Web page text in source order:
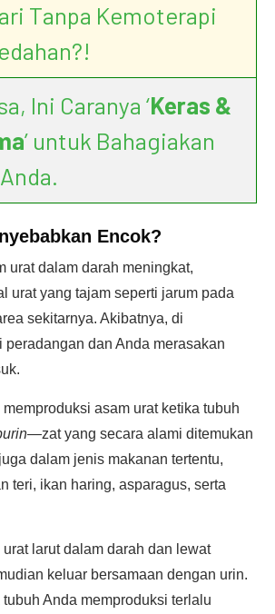
Tanpa Kemoterapi
Ini Caranya ‘Keras &
’ untuk Bahagiakan
Encok?
urat dalam darah meningkat,
urat yang tajam seperti jarum pada
sekitarnya. Akibatnya, di
peradangan dan Anda merasakan
asam urat ketika tubuh
—zat yang secara alami ditemukan
dalam jenis makanan tertentu,
teri, ikan haring, asparagus, serta
larut dalam darah dan lewat
keluar bersamaan dengan urin.
Anda memproduksi terlalu